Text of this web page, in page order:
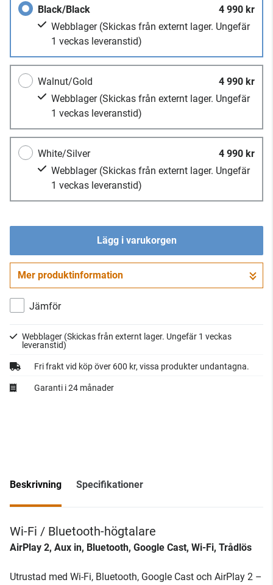
Black/Black
4 990 kr
Webblager (Skickas från externt lager. Ungefär
1 veckas leveranstid)
Walnut/Gold
4 990 kr
Webblager (Skickas från externt lager. Ungefär
1 veckas leveranstid)
White/Silver
4 990 kr
Webblager (Skickas från externt lager. Ungefär
1 veckas leveranstid)
Lägg i varukorgen
Gå till kassan
Mer produktinformation
Jämför
Webblager (Skickas från externt lager. Ungefär 1 veckas
leveranstid)
Fri frakt vid köp över 600 kr, vissa produkter undantagna.
Garanti i 24 månader
Beskrivning Specifikationer
Wi-Fi / Bluetooth-högtalare
AirPlay 2, Aux in, Bluetooth, Google Cast, Wi-Fi, Trådlös
Utrustad med Wi-Fi, Bluetooth, Google Cast och AirPlay 2 –